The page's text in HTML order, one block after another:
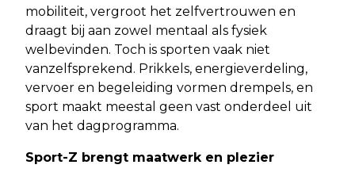
mobiliteit, vergroot het zelfvertrouwen en
draagt bij aan zowel mentaal als fysiek
welbevinden. Toch is sporten vaak niet
vanzelfsprekend. Prikkels, energieverdeling,
vervoer en begeleiding vormen drempels, en
sport maakt meestal geen vast onderdeel uit
van het dagprogramma.
Sport-Z brengt maatwerk en plezier